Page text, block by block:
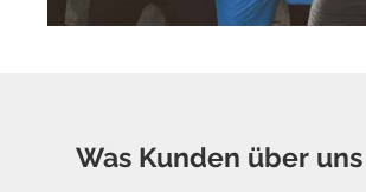
Was Kunden über